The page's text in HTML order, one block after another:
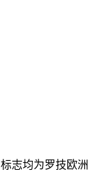
志均为罗技欧洲